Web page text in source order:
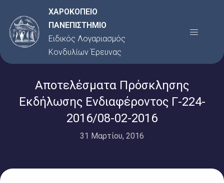
στο
περιεχόμενο
ΧΑΡΟΚΟΠΕΙΟ
ΠΑΝΕΠΙΣΤΗΜΙΟ
Ειδικός Λογαριασμός
Κονδυλίων Έρευνας
Menu
Αποτελέσματα Πρόσκλησης
Εκδήλωσης Ενδιαφέροντος Γ-224-
2016/08-02-2016
31 Μαρτίου, 2016